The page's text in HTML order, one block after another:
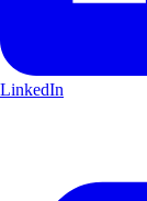
LinkedIn